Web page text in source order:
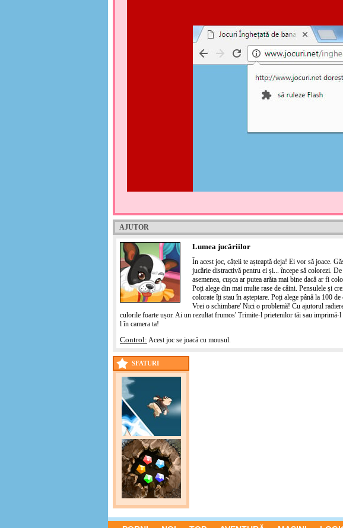
AJUTOR
Lumea jucăriilor
În acest joc, cățeii te așteaptă deja! Ei vor să joace.
jucărie distractivă pentru ei și... începe să colorezi. De
asemenea, cușca ar putea arăta mai bine dacă ar fi
Poți alege din mai multe rase de câini. Pensulele și
colorate îți stau în așteptare. Poți alege până la 100 de
Vrei o schimbare' Nici o problemă! Cu ajutorul
culorile foarte ușor. Ai un rezultat frumos' Trimite-l prietenilor tăi sau imprimă-l
l în camera ta!
Control: Acest joc se joacă cu mousul.
SFATURI